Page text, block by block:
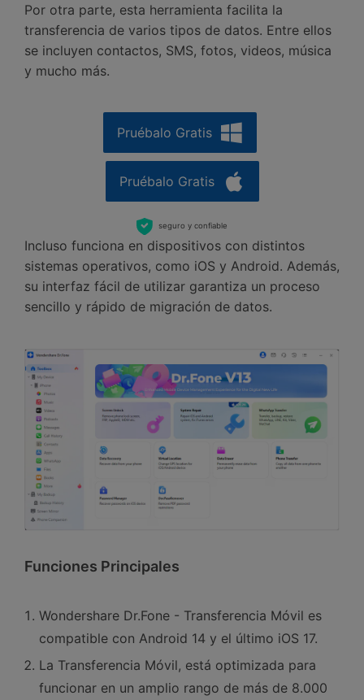
Por otra parte, esta herramienta facilita la
transferencia de varios tipos de datos. Entre ellos
se incluyen contactos, SMS, fotos, videos, música
y mucho más.
Pruébalo Gratis
Pruébalo Gratis
seguro y confiable
󠀰Incluso funciona en dispositivos con distintos
sistemas operativos, como iOS y Android.󠀲󠀡󠀤󠀥󠀠󠀤󠀢󠀡󠀢󠀳󠀰 Además,
su interfaz fácil de utilizar garantiza un proceso
sencillo y rápido de migración de datos.󠀲󠀡󠀤󠀥󠀠󠀤󠀢󠀡󠀣
Funciones Principales
Wondershare Dr.Fone - Transferencia Móvil es
compatible con Android 14 y el último iOS 17.󠀲󠀡󠀤󠀥󠀠󠀤󠀢󠀡󠀦
La Transferencia Móvil, está optimizada para
funcionar en un amplio rango de más de 8.000